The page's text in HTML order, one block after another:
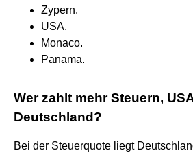
Zypern.
USA.
Monaco.
Panama.
Wer zahlt mehr Steuern,
Deutschland?
Bei der Steuerquote liegt